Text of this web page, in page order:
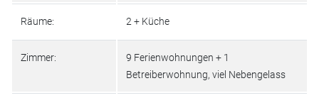
Räume: 2 + Küche
Zimmer:
9 Ferienwohnungen + 1
Betreiberwohnung, viel Nebengelass